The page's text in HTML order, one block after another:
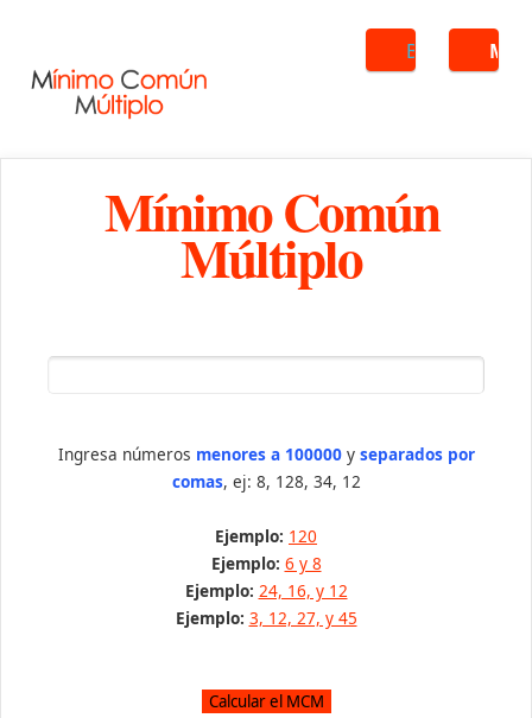
Buscar
Mínimo Común
Múltiplo
Ingresa números menores a 100000y separados por
comas, ej: 8, 128, 34, 12
Ejemplo: 120
Ejemplo: 6 y 8
Ejemplo: 24, 16, y 12
Ejemplo: 3, 12, 27, y 45